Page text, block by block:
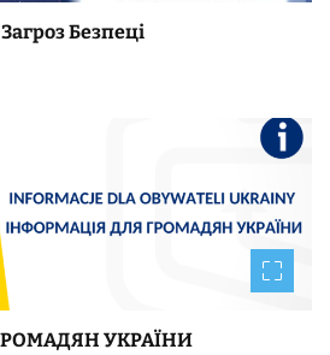
Безпеці
УКРАЇНИ